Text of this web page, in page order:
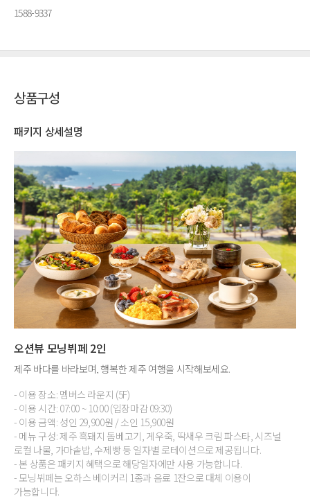
1588-9337
상품구성
패키지 상세설명
오션뷰 모닝뷔페 2인
제주 바다를 바라보며, 행복한 제주 여행을 시작해보세요.
- 이용 장소: 멤버스 라운지 (5F)
- 이용 시간: 07:00 ~ 10:00 (입장마감 09:30)
- 이용 금액: 성인 29,900원 / 소인 15,900원
- 메뉴 구성: 제주 흑돼지 돔베고기, 게우죽, 딱새우 크림 파스타, 시즈널
로컬 나물, 가마솥밥, 수제빵 등 일자별 로테이션으로 제공됩니다.
- 본 상품은 패키지 혜택으로 해당일자에만 사용 가능합니다.
- 모닝뷔페는 오하스 베이커리 1종과 음료 1잔으로 대체 이용이
가능합니다.